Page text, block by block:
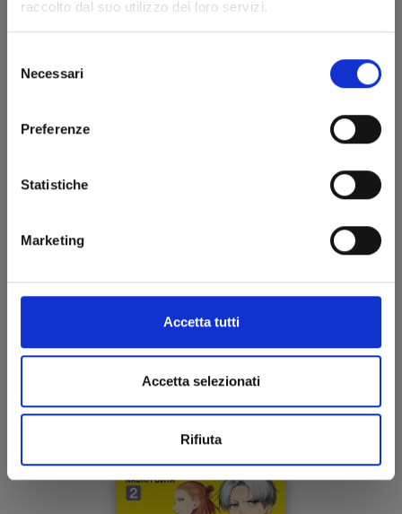
raccolto dal suo utilizzo dei loro servizi.
delNecessari
Preferenze
Statistiche
Marketing
Accetta tutti
Accetta selezionati
Rifiuta
€ 6,90
BEAT & MOTION n. 3
13/05/2025